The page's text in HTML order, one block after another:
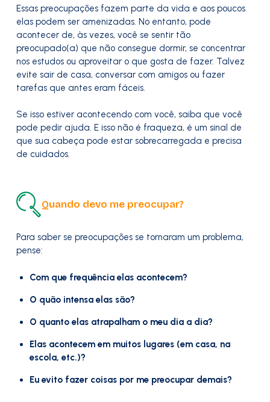
Essas preocupações fazem parte da vida e aos poucos
elas podem ser amenizadas. No entanto, pode
acontecer de, às vezes, você se sentir tão
preocupado(a) que não consegue dormir, se concentrar
nos estudos ou aproveitar o que gosta de fazer. Talvez
evite sair de casa, conversar com amigos ou fazer
tarefas que antes eram fáceis.
Se isso estiver acontecendo com você, saiba que você
pode pedir ajuda. E isso não é fraqueza, é um sinal de
que sua cabeça pode estar sobrecarregada e precisa
de cuidados.
Quando devo me preocupar?
Para saber se preocupações se tornaram um problema,
pense:
Com que frequência elas acontecem?
O quão intensa elas são?
O quanto elas atrapalham o meu dia a dia?
Elas acontecem em muitos lugares (em casa, na
escola, etc.)?
Eu evito fazer coisas por me preocupar demais?